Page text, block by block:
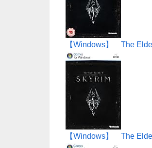
【Windows】 The
【Windows】 The